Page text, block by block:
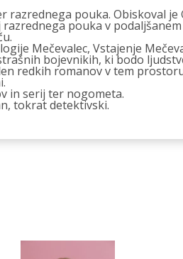
razrednega pouka. Obiskoval
pouka v
Mečevalec, Vstajenje
bojevnikih, ki bodo
redkih romanov v tem
in serij ter nogometa.
tokrat detektivski.